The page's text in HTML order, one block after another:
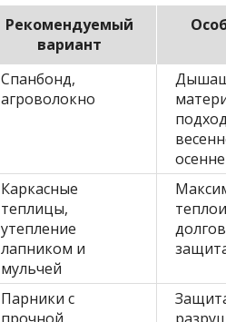
Рекомендуемый
вариант
Спанбонд,
агроволокно
Каркасные
теплицы,
утепление
лапником и
мульчей
Парники с